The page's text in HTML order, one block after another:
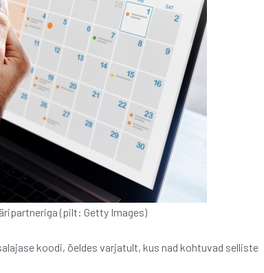
(pilt: Getty Images)
koodi, öeldes varjatult, kus nad kohtuvad selliste